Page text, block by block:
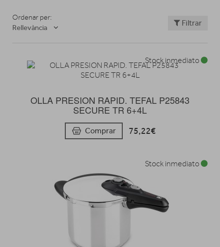
Ordenar per:
Rellevància
Filtrar
OLLA PRESION RAPID. TEFAL P25843
SECURE TR 6+4L
Comprar 75,22€
Stock inmediato
Stock inmediato